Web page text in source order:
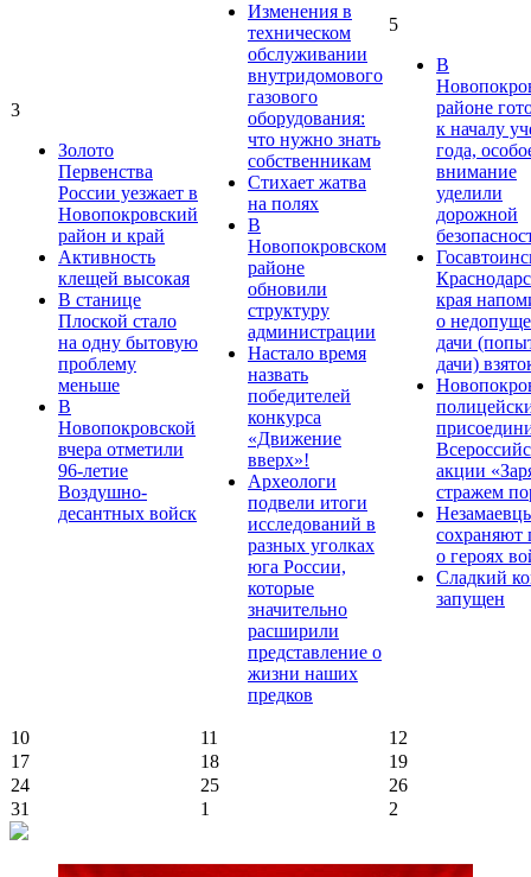
3
Золото
Первенства
России уезжает в
Новопокровский
район и край
Активность
клещей высокая
В станице
Плоской стало
на одну бытовую
проблему
меньше
В
Новопокровской
вчера отметили
96-летие
Воздушно-
десантных войск
Изменения в
техническом
обслуживании
внутридомового
газового
оборудования:
что нужно знать
собственникам
Стихает жатва
на полях
В
Новопокровском
районе
обновили
структуру
администрации
Настало время
назвать
победителей
конкурса
«Движение
вверх»!
Археологи
подвели итоги
исследований в
разных уголках
юга России,
которые
значительно
расширили
представление о
жизни наших
предков
5
В
районе
к началу
года,
внимание
уделили
дорожной
края
о
дачи
дачи)
акции
стражем
сохраняют
о героях
Сладкий
запущен
10 11
12
17
18
19
24
25
26
31
1 2